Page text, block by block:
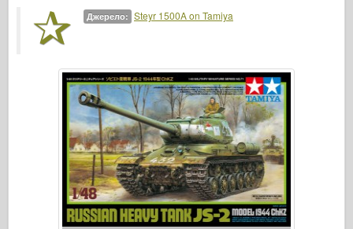
Звезда
Альбоми-фотографії
Прогулянка навколо
Контакт
журнал ле
Набори
Джерело: Steyr 1500A on Tamiya